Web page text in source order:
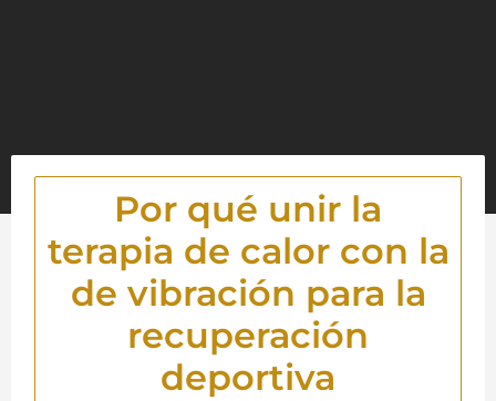
Por qué unir la
terapia de calor con la
de vibración para la
recuperación
deportiva